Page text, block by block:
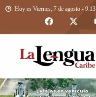
Hoy es Viernes, 7 de agosto -